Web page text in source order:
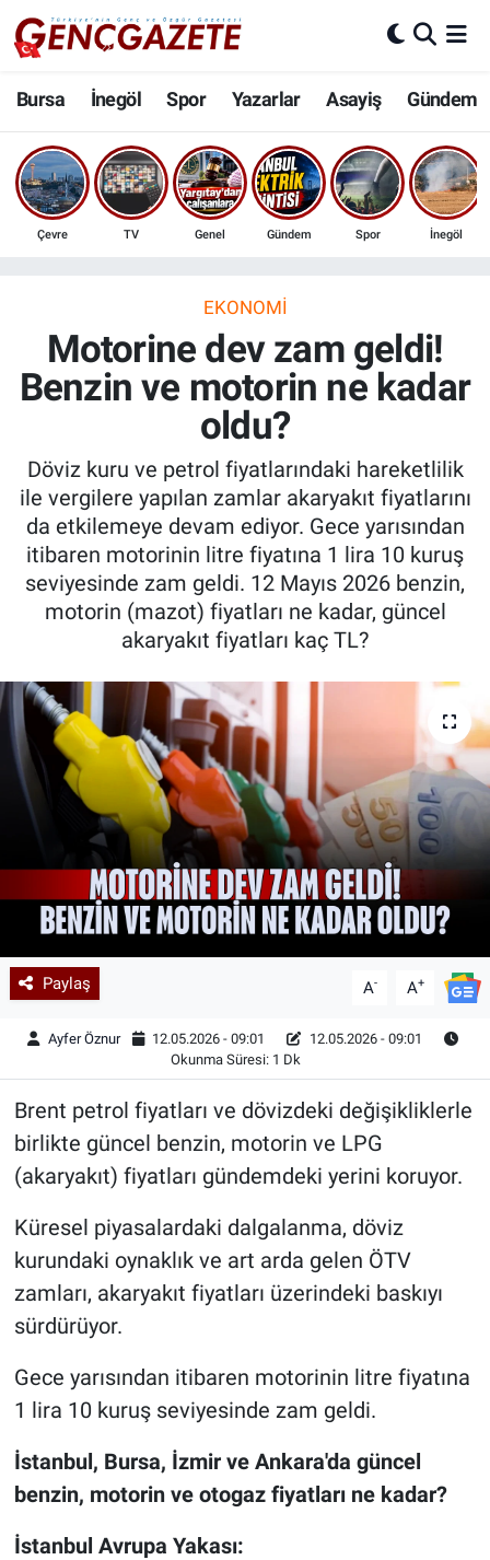
Bursa İnegöl Spor Yazarlar Asayiş Gündem
Çevre TV Genel Gündem Spor İnegöl
EKONOMI
Motorine dev zam geldi!
Benzin ve motorin ne kadar
oldu?
Döviz kuru ve petrol fiyatlarındaki hareketlilik
ile vergilere yapılan zamlar akaryakıt fiyatlarını
da etkilemeye devam ediyor. Gece yarısından
itibaren motorinin litre fiyatına 1 lira 10 kuruş
seviyesinde zam geldi. 12 Mayıs 2026 benzin,
motorin (mazot) fiyatları ne kadar, güncel
akaryakıt fiyatları kaç TL?
Paylaş A- A+
Ayfer Öznur 12.05.2026 - 09:01
12.05.2026 - 09:01
Okunma Süresi: 1 Dk
Brent petrol fiyatları ve dövizdeki değişikliklerle
birlikte güncel benzin, motorin ve LPG
(akaryakıt) fiyatları gündemdeki yerini koruyor.
Küresel piyasalardaki dalgalanma, döviz
kurundaki oynaklık ve art arda gelen ÖTV
zamları, akaryakıt fiyatları üzerindeki baskıyı
sürdürüyor.
Gece yarısından itibaren motorinin litre fiyatına
1 lira 10 kuruş seviyesinde zam geldi.
İstanbul, Bursa, İzmir ve Ankara'da güncel
benzin, motorin ve otogaz fiyatları ne kadar?
İstanbul Avrupa Yakası:
Bursa
İnegöl
3.SAYFA
Ekonomi
İnanç
Kadın & Aile
Kültür & Sanat
Siyaset
Teknoloji
Yazarlar
Astroloji-Rüya
Nöbetçi Eczaneler
Hava Durumu
Trafik Durumu
Son Dakika Haberleri